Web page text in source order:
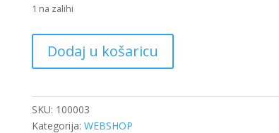
1 na zalihi
MJENJAČA
DAILY
Dodaj u košaricu
SKU: 100003
Kategorija:WEBSHOP